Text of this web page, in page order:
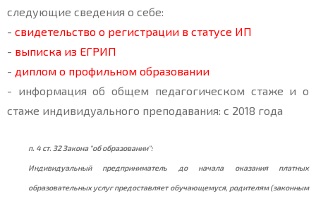
следующие сведения о себе:
- свидетельство о регистрации в статусе ИП
- выписка из ЕГРИП
- диплом о профильном образовании
- информация об общем педагогическом стаже и о
стаже индивидуального преподавания: с 2018 года
п. 4 ст. 32 Закона "об образовании":
Индивидуальный предприниматель до начала оказания платных
образовательных услуг предоставляет обучающемуся, родителям (законным